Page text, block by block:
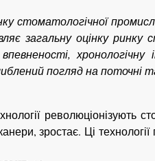
стоматологічної
загальну оцінку
впевненості,
погляд на поточні
революціонізують
зростає. Ці